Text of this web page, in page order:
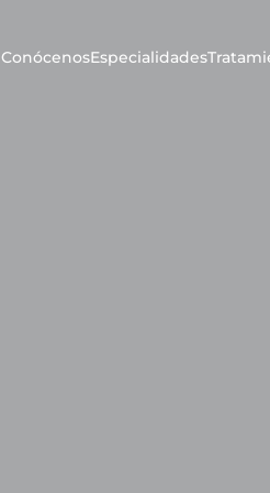
ConócenosEspecialidades